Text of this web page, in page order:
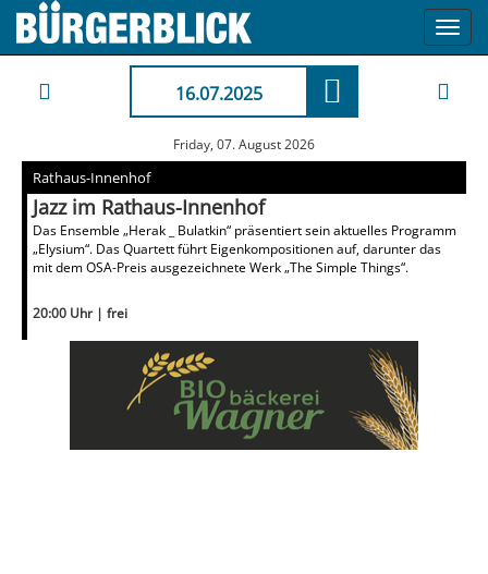
16.07.2025
Friday, 07. August 2026
Rathaus-Innenhof
Jazz im Rathaus-Innenhof
Das Ensemble „Herak _ Bulatkin“ präsentiert sein aktuelles Programm
„Elysium“. Das Quartett führt Eigenkompositionen auf, darunter das
mit dem OSA-Preis ausgezeichnete Werk „The Simple Things“.
20:00 Uhr | frei